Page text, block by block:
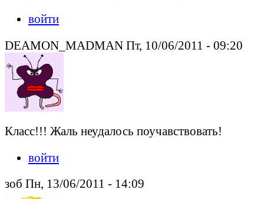
войти
DEAMON_MADMAN Пт, 10/06/2011 - 09:20
Класс!!! Жаль неудалось поучавствовать!
войти
зоб Пн, 13/06/2011 - 14:09